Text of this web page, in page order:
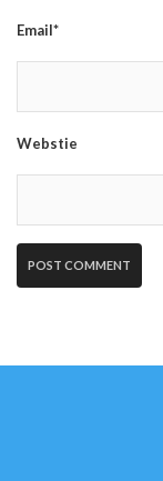
Email*
Webstie